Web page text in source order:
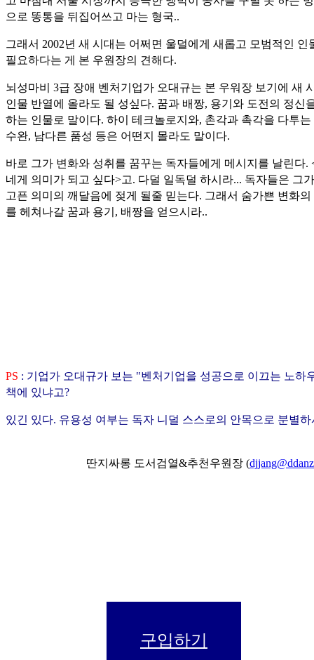
으로 똥통을 뒤집어쓰고 마는 형국..
그래서 2002년 새 시대는 어쩌면 울덜에게 새롭고 모범적인 인
필요하다는 게 본 우원장의 견해다.
뇌성마비 3급 장애 벤처기업가 오대규는 본 우워장 보기에 새
인물 반열에 올라도 될 성싶다. 꿈과 배짱, 용기와 도전의 정신
하는 인물로 말이다. 하이 테크놀로지와, 촌각과 촉각을 다투는
수완, 남다른 품성 등은 어떤지 몰라도 말이다.
바로 그가 변화와 성취를 꿈꾸는 독자들에게 메시지를 날린다.
네게 의미가 되고 싶다>고. 다덜 일독덜 하시라... 독자들은 그
고픈 의미의 깨달음에 젖게 될줄 믿는다. 그래서 숨가쁜 변화의
를 헤쳐나갈 꿈과 용기, 배짱을 얻으시라..
PS : 기업가 오대규가 보는 "벤처기업을 성공으로 이끄는 노하
책에 있냐고?
있긴 있다. 유용성 여부는 독자 니덜 스스로의 안목으로 분별
딴지싸롱 도서검열&추천우원장 (
구입하기